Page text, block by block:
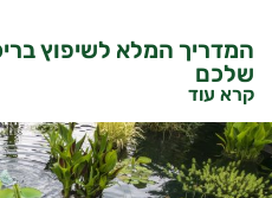
המדריך המלא לשיפוץ
שלכם
קרא עוד